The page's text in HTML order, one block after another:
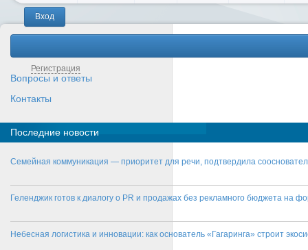
Регистрация
Вопросы и ответы
Контакты
Последние новости
Семейная коммуникация — приоритет для речи, подтвердила
Геленджик готов к диалогу о PR и продажах без рекламного бюджета на
Небесная логистика и инновации: как основатель «Гагаринга» строит